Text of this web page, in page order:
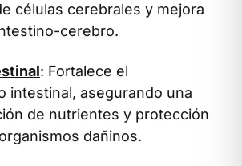
células cerebrales y mejora
cerebro.
: Fortalece el
intestinal, asegurando una
de nutrientes y protección
dañinos.